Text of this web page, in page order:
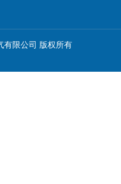
有限公司 版权所有